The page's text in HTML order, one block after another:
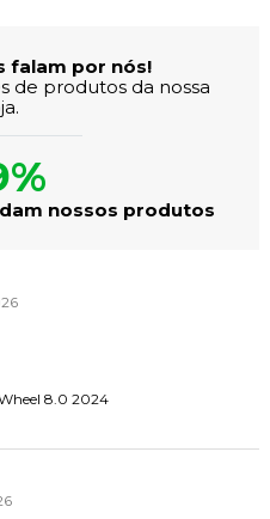
falam por nós!
de produtos da nossa
nossos produtos
8.0 2024